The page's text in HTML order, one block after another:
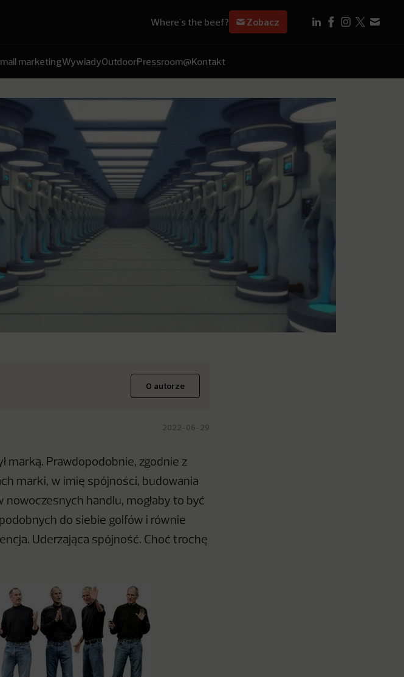
Where's the beef? Zobacz
marketingWywiadyOutdoorPressroom@Kontakt
O autorze
2022-06-29
marką. Prawdopodobnie, zgodnie z
marki, w imię spójności, budowania
handlu, mogłaby to być
do siebie golfów i równie
Uderzająca spójność. Choć trochę